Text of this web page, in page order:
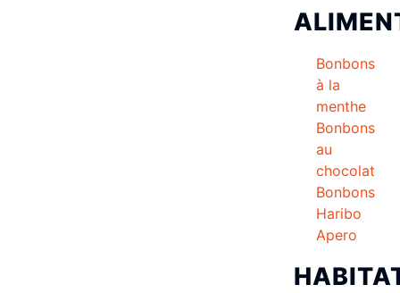
Bonbons
à la
menthe
Bonbons
au
chocolat
Bonbons
Haribo
Apero